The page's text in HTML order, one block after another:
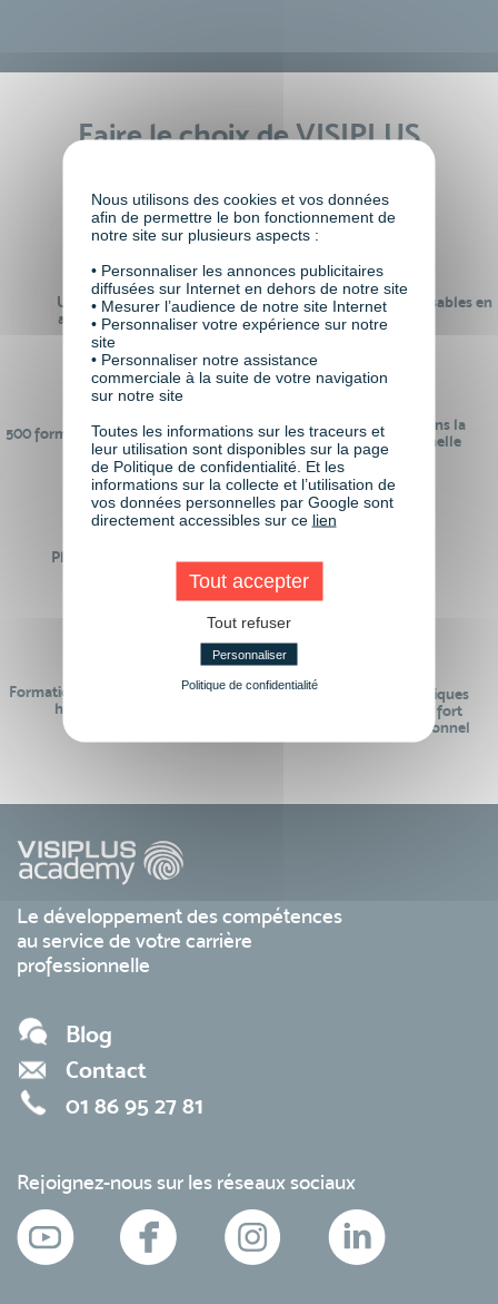
Faire le choix de VISIPLUS
Un réseau de 22 000
anciens participants
100% des formations réalisables en
digital learning
500 formations pour se préparer au
monde de demain
24 ans d'expérience dans la
formation professionnelle
Plus de 50 formations
Des intervenants
Formations réalisables pendant ou
hors temps de travail
Des contenus pédagogiques
« de pointe » et en lien fort
avec le monde professionnel
Le développement des compétences
au service de votre carrière
professionnelle
Blog
Contact
01 86 95 27 81
Rejoignez-nous sur les réseaux sociaux
Nous utilisons des cookies et vos données
afin de permettre le bon fonctionnement de
notre site sur plusieurs aspects :
• Personnaliser les annonces publicitaires
diffusées sur Internet en dehors de notre site
• Mesurer l’audience de notre site Internet
• Personnaliser votre expérience sur notre
site
• Personnaliser notre assistance
commerciale à la suite de votre navigation
sur notre site
Toutes les informations sur les traceurs et
leur utilisation sont disponibles sur la page
de Politique de confidentialité. Et les
informations sur la collecte et l’utilisation de
vos données personnelles par Google sont
directement accessibles sur ce lien
Tout accepter
Tout refuser
Personnaliser
Politique de confidentialité